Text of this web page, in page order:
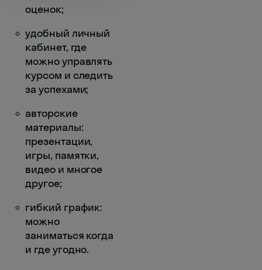
оценок;
удобный личный
кабинет, где
можно управлять
курсом и следить
за успехами;
авторские
материалы:
презентации,
игры, памятки,
видео и многое
другое;
гибкий график:
можно
заниматься когда
и где угодно.